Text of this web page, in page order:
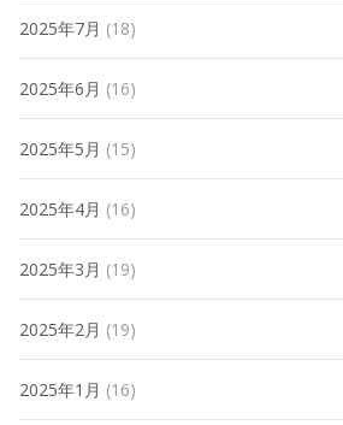
2025年7月 (18)
2025年6月 (16)
2025年5月 (15)
2025年4月 (16)
2025年3月 (19)
2025年2月 (19)
2025年1月 (16)